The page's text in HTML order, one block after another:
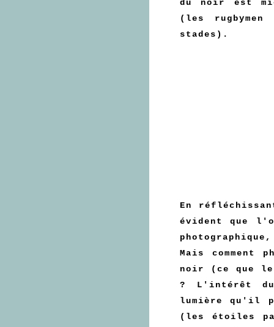
du noir est
(les
stades).
En
évident que
Mais comment
noir (ce que
? L'intérêt du
lumière qu'il
(les étoiles